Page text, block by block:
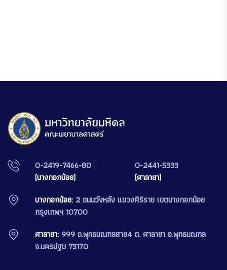
0-2419-7466-80 |
(บางกอกน้อย)
0-2441-5333
(ศาลายา)
บางกอกน้อย: 2 ถนนวังหลัง แขวงศิริราช เขตบางกอกน้อย
กรุงเทพฯ 10700
ศาลายา: 999 ถ.พุทธมณฑลสาย4 ต. ศาลายา อ.พุทธมณฑล
จ.นครปฐม 73170